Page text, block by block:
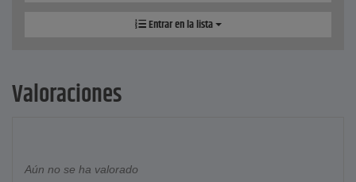
Entrar en la lista
Valoraciones
Aún no se ha valorado